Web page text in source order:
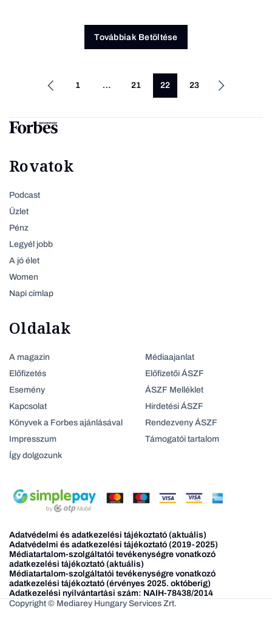
Továbbiak Betöltése
1 … 21 22 23
Rovatok
Podcast
Üzlet
Pénz
Legyél jobb
A jó élet
Women
Napi címlap
Oldalak
A magazin
Előfizetés
Esemény
Kapcsolat
Könyvek a Forbes ajánlásával
Impresszum
Így dolgozunk
Médiaajanlat
Előfizetői ÁSZF
ÁSZF Melléklet
Hirdetési ÁSZF
Rendezveny ÁSZF
Támogatói tartalom
Adatvédelmi és adatkezelési tájékoztató (aktuális)
Adatvédelmi és adatkezelési tájékoztató (2019-2025)
Médiatartalom-szolgáltatói tevékenységre vonatkozó
adatkezelési tájékoztató (aktuális)
Médiatartalom-szolgáltatói tevékenységre vonatkozó
adatkezelési tájékoztató (érvényes 2025. októberig)
Adatkezelési nyilvántartási szám: NAIH-78438/2014
Copyright © Mediarey Hungary Services Zrt.